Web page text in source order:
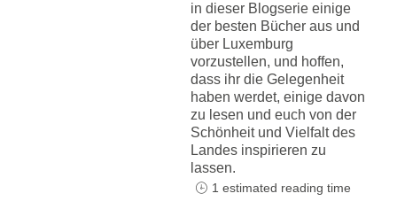
in dieser Blogserie einige
der besten Bücher aus und
über Luxemburg
vorzustellen, und hoffen,
dass ihr die Gelegenheit
haben werdet, einige davon
zu lesen und euch von der
Schönheit und Vielfalt des
Landes inspirieren zu
lassen.
1 estimated reading time